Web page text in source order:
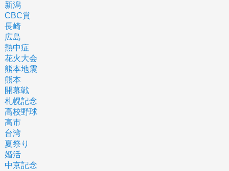
新潟
CBC賞
長崎
広島
熱中症
花火大会
熊本地震
熊本
開幕戦
札幌記念
高校野球
高市
台湾
夏祭り
婚活
中京記念